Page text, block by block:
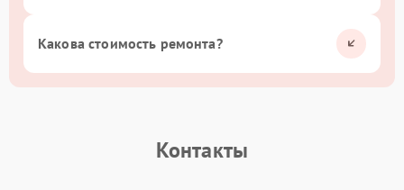
Какова стоимость ремонта?
Контакты